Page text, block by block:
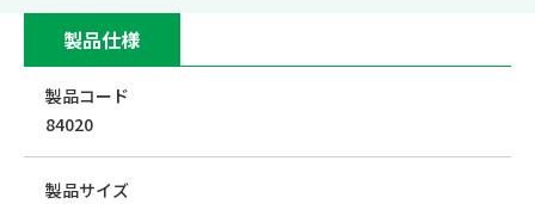
製品仕様
製品コード
84020
製品サイズ